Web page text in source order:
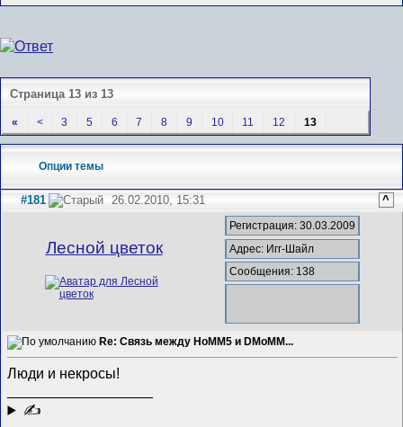
Страница 13 из 13
« < 3 5 6 7 8 9 10 11 12 13
Опции темы
#181 26.02.2010, 15:31 ^
Лесной цветок
Регистрация: 30.03.2009
Адрес: Игг-Шайл
Сообщения: 138
Re: Связь между HoMM5 и DMoMM...
Люди и некросы!
✍